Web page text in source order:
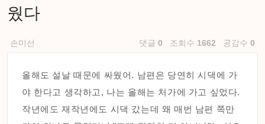
웠다
손미선 댓글 0 조회수 1662 공감수 0
올해도 설날 때문에 싸웠어. 남편은 당연히 시댁에 가
야 한다고 생각하고, 나는 올해는 처가에 가고 싶었다.
작년에도 재작년에도 시댁 갔는데 왜 매번 남편 쪽만